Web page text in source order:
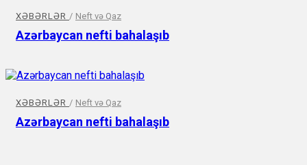
XƏBƏRLƏR / Neft və Qaz
Azərbaycan nefti bahalaşıb
XƏBƏRLƏR / Neft və Qaz
Azərbaycan nefti bahalaşıb